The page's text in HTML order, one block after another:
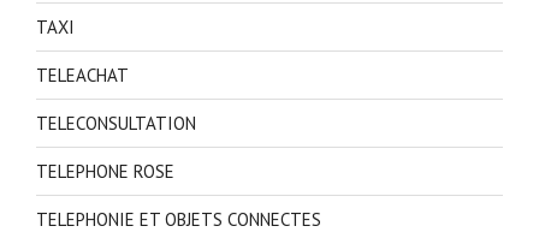
TAXI
TELEACHAT
TELECONSULTATION
TELEPHONE ROSE
TELEPHONIE ET OBJETS CONNECTES